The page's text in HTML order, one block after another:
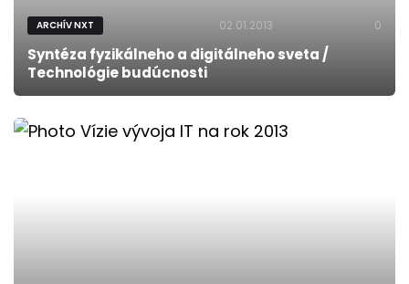
ARCHÍV NXT 02.01.2013 0
Syntéza fyzikálneho a digitálneho sveta /
Technológie budúcnosti